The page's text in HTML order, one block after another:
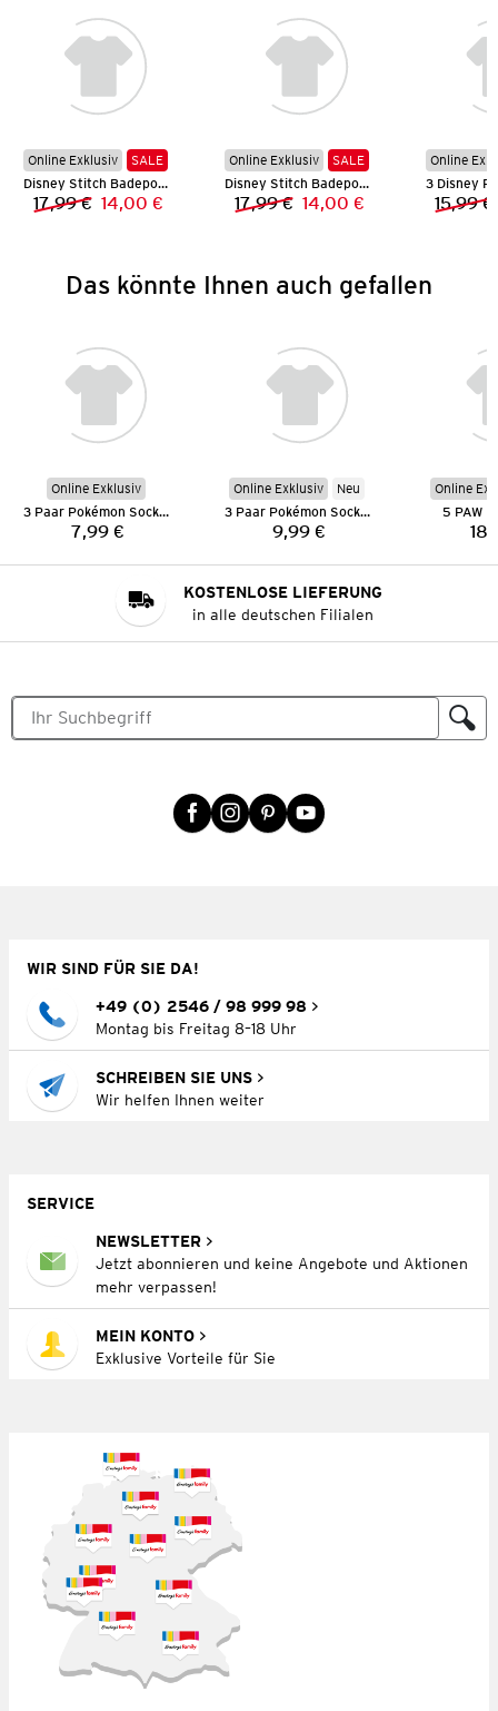
Online Exklusiv
SALE
Disney Stitch Badeponcho
Vorheriger Preis:
17,99 € Neuer Preis:
14,00 €
Online Exklusiv
SALE
Disney Stitch Badeponcho
Vorheriger Preis:
17,99 € Neuer Preis:
14,00 €
Online
15,99 €
Das könnte Ihnen auch gefallen
Online Exklusiv
3 Paar Pokémon Socken
Preis:
7,99 €
Online Exklusiv
Neu
3 Paar Pokémon Socken
Preis:
9,99 €
Online
5 PAW
KOSTENLOSE LIEFERUNG
in alle deutschen Filialen
WIR SIND FÜR SIE DA!
+49 (0) 2546 / 98 999 98
Montag bis Freitag 8–18 Uhr
SCHREIBEN SIE UNS
Wir helfen Ihnen weiter
SERVICE
NEWSLETTER
Jetzt abonnieren und keine Angebote und Aktionen
mehr verpassen!
MEIN KONTO
Exklusive Vorteile für Sie